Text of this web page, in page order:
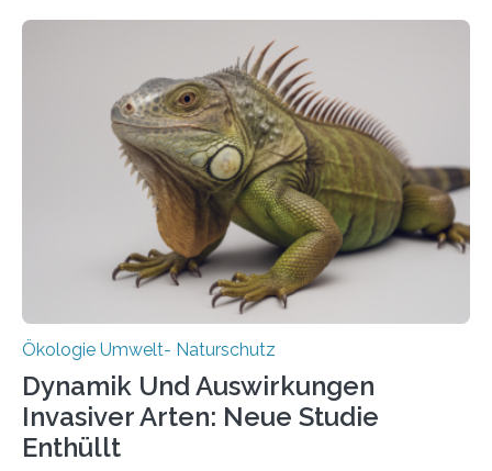
heutigen Donnerstag übergeben sie ihren Bericht zur
Aufbauphase an den Auftraggeber, das
Bundesministerium für Landwirtschaft, Ernährung und
Heimat. Braunschweig/Eberswalde (23. Oktober 2025).
Ein Netz aus 155 Messstationen spannt sich neuerdings
über Deutschlands Moorböden. Eingerichtet wurden sie
in den vergangenen fünf Jahren von
Wissenschaftlerinnen und Wissenschaftlern des
Thünen-Instituts für Agrarklimaschutz…
Ökologie Umwelt- Naturschutz
Dynamik Und Auswirkungen
Invasiver Arten: Neue Studie
Enthüllt